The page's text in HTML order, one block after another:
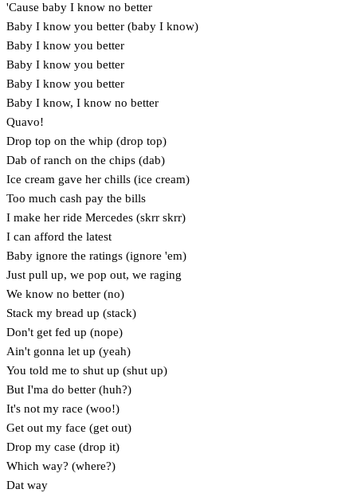
'Cause baby I know no better
Baby I know you better (baby I know)
Baby I know you better
Baby I know you better
Baby I know you better
Baby I know, I know no better
Quavo!
Drop top on the whip (drop top)
Dab of ranch on the chips (dab)
Ice cream gave her chills (ice cream)
Too much cash pay the bills
I make her ride Mercedes (skrr skrr)
I can afford the latest
Baby ignore the ratings (ignore 'em)
Just pull up, we pop out, we raging
We know no better (no)
Stack my bread up (stack)
Don't get fed up (nope)
Ain't gonna let up (yeah)
You told me to shut up (shut up)
But I'ma do better (huh?)
It's not my race (woo!)
Get out my face (get out)
Drop my case (drop it)
Which way? (where?)
Dat way